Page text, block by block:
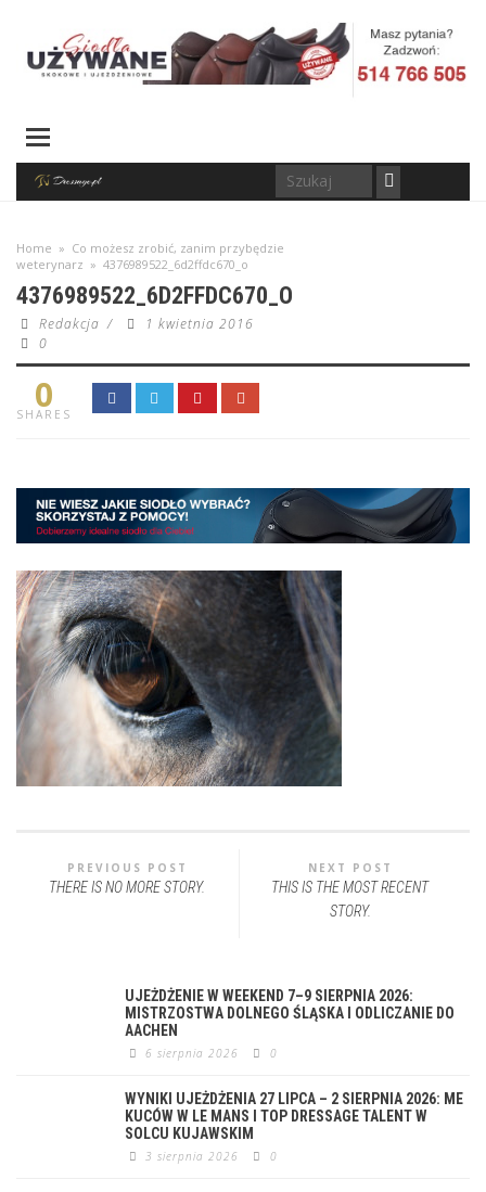
Home » Co możesz zrobić, zanim przybędzie
weterynarz » 4376989522_6d2ffdc670_o
4376989522_6D2FFDC670_O
Redakcja /
1 kwietnia 2016
0
0
SHARES
PREVIOUS POST
THERE IS NO MORE STORY.
NEXT POST
THIS IS THE MOST RECENT
STORY.
UJEŻDŻENIE W WEEKEND 7–9 SIERPNIA 2026:
MISTRZOSTWA DOLNEGO ŚLĄSKA I ODLICZANIE DO
AACHEN
6 sierpnia 2026 0
WYNIKI UJEŻDŻENIA 27 LIPCA – 2 SIERPNIA 2026: ME
KUCÓW W LE MANS I TOP DRESSAGE TALENT W
SOLCU KUJAWSKIM
3 sierpnia 2026 0